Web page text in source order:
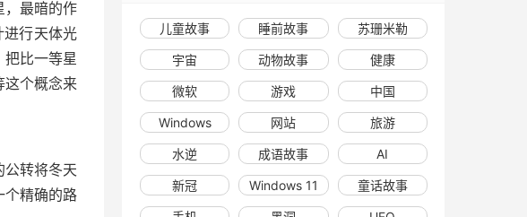
，最暗的作
进行天体光
比一等星
这个概念来
公转将冬天
个精确的路
儿童故事 睡前故事 苏珊米勒
宇宙 动物故事 健康
微软 游戏 中国
Windows 网站 旅游
水逆 成语故事 AI
新冠 Windows 11 童话故事